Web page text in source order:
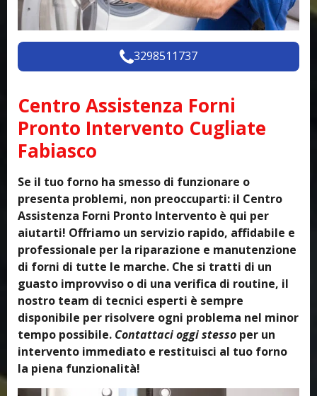
3298511737
Centro Assistenza Forni
Pronto Intervento Cugliate
Fabiasco
Se il tuo forno ha smesso di funzionare o
presenta problemi, non preoccuparti: il Centro
Assistenza Forni Pronto Intervento è qui per
aiutarti! Offriamo un servizio rapido, affidabile e
professionale per la riparazione e manutenzione
di forni di tutte le marche. Che si tratti di un
guasto improvviso o di una verifica di routine, il
nostro team di tecnici esperti è sempre
disponibile per risolvere ogni problema nel minor
tempo possibile. Contattaci oggi stesso per un
intervento immediato e restituisci al tuo forno
la piena funzionalità!